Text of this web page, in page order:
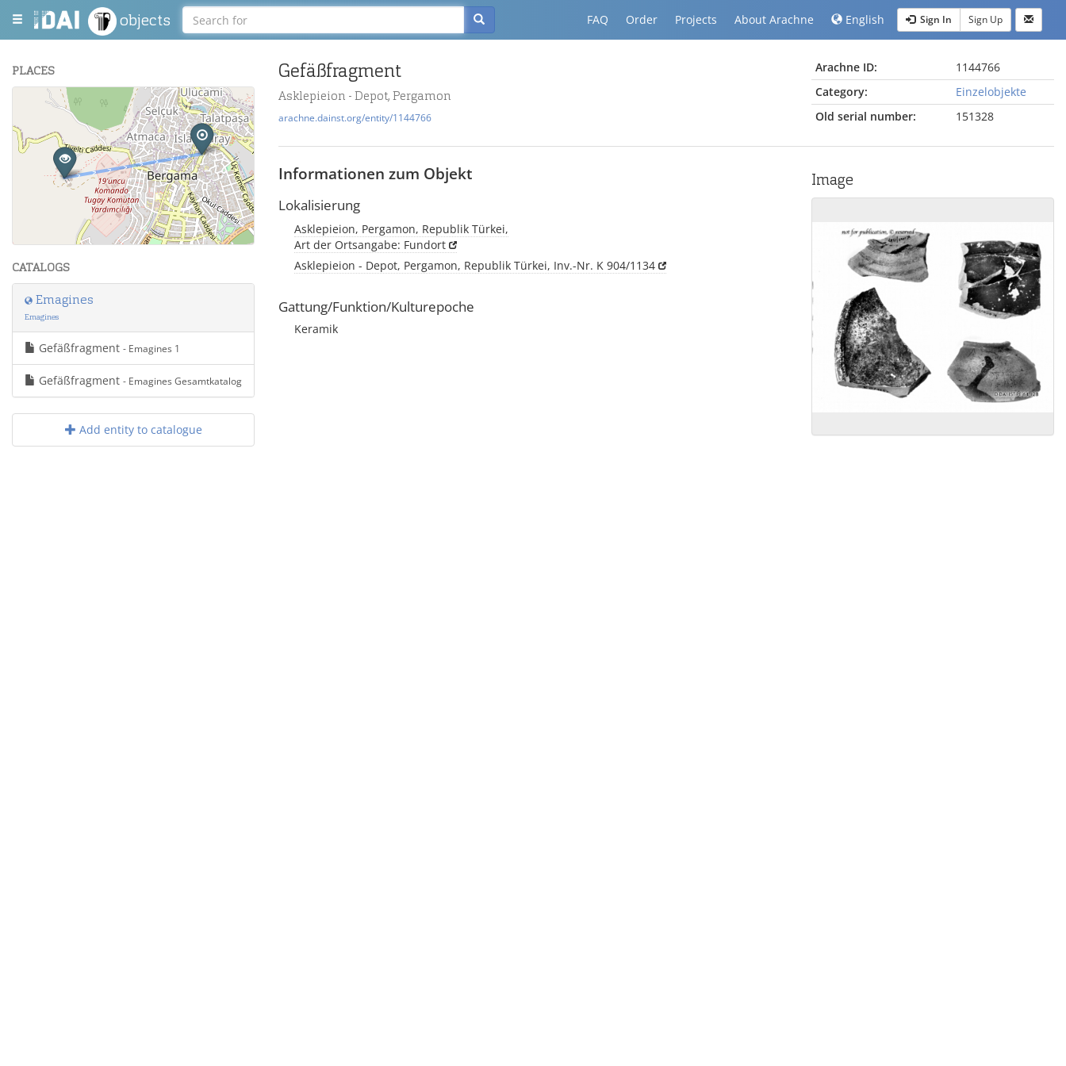
objects FAQ Order Projects About Arachne English Sign In Sign Up
PLACES
−
Leaflet| Maps and Data ©OpenStreetMap
CATALOGS
Emagines
Emagines
Gefäßfragment - Emagines 1
Gefäßfragment - Emagines Gesamtkatalog
Add entity to catalogue
Gefäßfragment
Asklepieion - Depot, Pergamon
arachne.dainst.org/entity/1144766
Arachne ID:
1144766
Category:
Einzelobjekte
Old serial number:
151328
Informationen zum Objekt
Lokalisierung
Asklepieion, Pergamon, Republik Türkei,
Art der Ortsangabe: Fundort
Asklepieion - Depot, Pergamon, Republik Türkei, Inv.-Nr. K 904/1134
Gattung/Funktion/Kulturepoche
Keramik
Image